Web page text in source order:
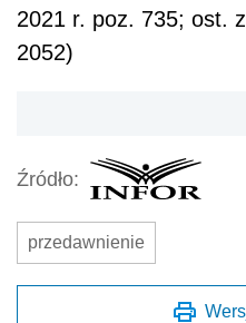
2021 r. poz. 735; ost.
2052)
Źródło:
przedawnienie